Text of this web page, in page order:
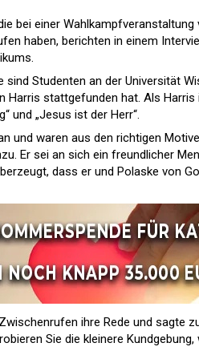
bei einer Wahlkampfveranstaltung
haben, berichten in einem
sind Studenten an der Universität
Harris stattgefunden hat. Als
und „Jesus ist der Herr“.
und waren aus den richtigen
Er sei an sich ein freundlicher
dass er und Polaske von
ihre Rede und sagte
Sie die kleinere